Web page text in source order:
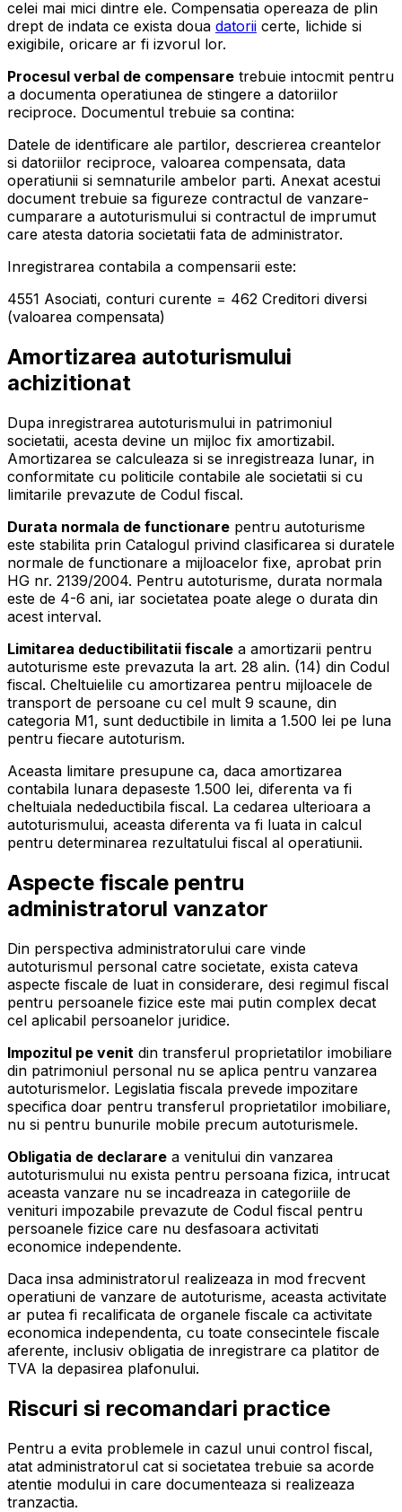
celei mai mici dintre ele. Compensatia opereaza de plin
drept de indata ce exista doua datorii certe, lichide si
exigibile, oricare ar fi izvorul lor.
Procesul verbal de compensare trebuie intocmit pentru
a documenta operatiunea de stingere a datoriilor
reciproce. Documentul trebuie sa contina:
Datele de identificare ale partilor, descrierea creantelor
si datoriilor reciproce, valoarea compensata, data
operatiunii si semnaturile ambelor parti. Anexat acestui
document trebuie sa figureze contractul de vanzare-
cumparare a autoturismului si contractul de imprumut
care atesta datoria societatii fata de administrator.
Inregistrarea contabila a compensarii este:
4551 Asociati, conturi curente = 462 Creditori diversi
(valoarea compensata)
Amortizarea autoturismului
achizitionat
Dupa inregistrarea autoturismului in patrimoniul
societatii, acesta devine un mijloc fix amortizabil.
Amortizarea se calculeaza si se inregistreaza lunar, in
conformitate cu politicile contabile ale societatii si cu
limitarile prevazute de Codul fiscal.
Durata normala de functionare pentru autoturisme
este stabilita prin Catalogul privind clasificarea si duratele
normale de functionare a mijloacelor fixe, aprobat prin
HG nr. 2139/2004. Pentru autoturisme, durata normala
este de 4-6 ani, iar societatea poate alege o durata din
acest interval.
Limitarea deductibilitatii fiscale a amortizarii pentru
autoturisme este prevazuta la art. 28 alin. (14) din Codul
fiscal. Cheltuielile cu amortizarea pentru mijloacele de
transport de persoane cu cel mult 9 scaune, din
categoria M1, sunt deductibile in limita a 1.500 lei pe luna
pentru fiecare autoturism.
Aceasta limitare presupune ca, daca amortizarea
contabila lunara depaseste 1.500 lei, diferenta va fi
cheltuiala nedeductibila fiscal. La cedarea ulterioara a
autoturismului, aceasta diferenta va fi luata in calcul
pentru determinarea rezultatului fiscal al operatiunii.
Aspecte fiscale pentru
administratorul vanzator
Din perspectiva administratorului care vinde
autoturismul personal catre societate, exista cateva
aspecte fiscale de luat in considerare, desi regimul fiscal
pentru persoanele fizice este mai putin complex decat
cel aplicabil persoanelor juridice.
Impozitul pe venit din transferul proprietatilor imobiliare
din patrimoniul personal nu se aplica pentru vanzarea
autoturismelor. Legislatia fiscala prevede impozitare
specifica doar pentru transferul proprietatilor imobiliare,
nu si pentru bunurile mobile precum autoturismele.
Obligatia de declarare a venitului din vanzarea
autoturismului nu exista pentru persoana fizica, intrucat
aceasta vanzare nu se incadreaza in categoriile de
venituri impozabile prevazute de Codul fiscal pentru
persoanele fizice care nu desfasoara activitati
economice independente.
Daca insa administratorul realizeaza in mod frecvent
operatiuni de vanzare de autoturisme, aceasta activitate
ar putea fi recalificata de organele fiscale ca activitate
economica independenta, cu toate consecintele fiscale
aferente, inclusiv obligatia de inregistrare ca platitor de
TVA la depasirea plafonului.
Riscuri si recomandari practice
Pentru a evita problemele in cazul unui control fiscal,
atat administratorul cat si societatea trebuie sa acorde
atentie modului in care documenteaza si realizeaza
tranzactia.